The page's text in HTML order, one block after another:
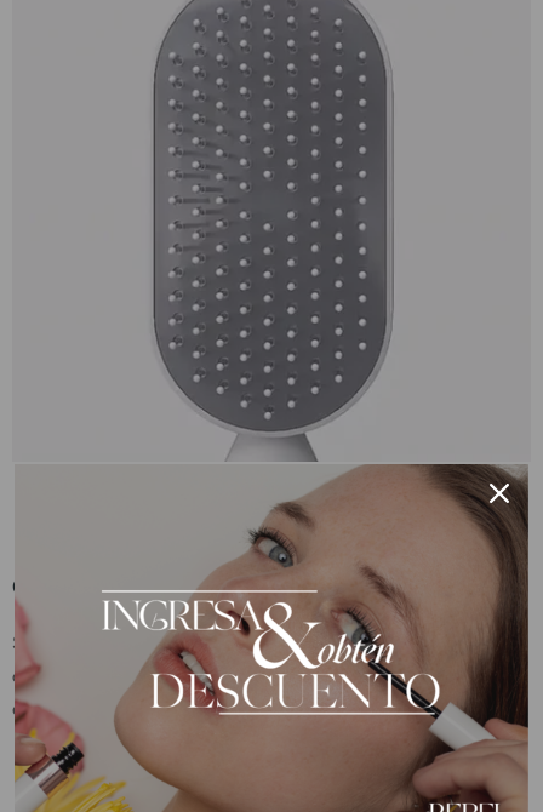
Cerdas Suaves y Flexibles
Sus cerdas diseñadas con tecnología avanzada protegen tu
cuero cabelludo, evitando tirones y manteniendo la suavidad
en cada pasada.